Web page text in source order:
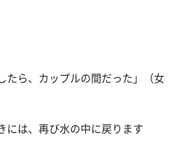
たら、カップルの間だった」（女
には、再び水の中に戻ります